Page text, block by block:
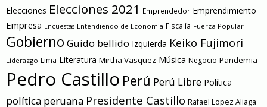
Elecciones Elecciones 2021 Emprendedor Emprendimiento
Empresa Encuestas Entendiendo de Economía Fiscalía Fuerza Popular
Gobierno Guido bellido Izquierda Keiko Fujimori
Liderazgo Lima Literatura Mirtha Vasquez Música Negocio Pandemia
Pedro Castillo Perú Perú Libre Política
política peruana Presidente Castillo Rafael Lopez Aliaga